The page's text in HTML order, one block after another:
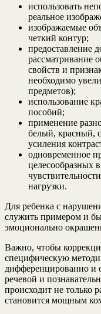
использовать
реальное
изображаемые
четкий контур;
предоставление
рассматривание
свойств и
необходимо
предметов);
использование
пособий;
применение
белый, красный,
усиления
одновременное
целесообразных
нагрузки.
Для ребенка с
служить примером и
эмоционально
Важно, чтобы
специфическую
дифференцированно и
речевой и
происходит не только
становится мощным